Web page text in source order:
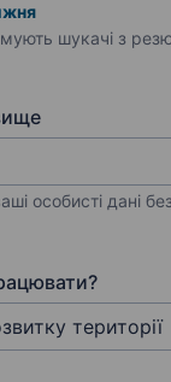
шукачі з
особисті дані